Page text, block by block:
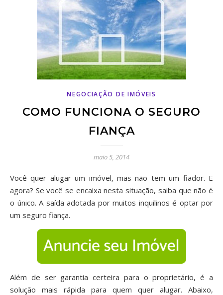
NEGOCIAÇÃO DE IMÓVEIS
COMO FUNCIONA O SEGURO
FIANÇA
maio 5, 2014
Você quer alugar um imóvel, mas não tem um fiador. E
agora? Se você se encaixa nesta situação, saiba que não é
o único. A saída adotada por muitos inquilinos é optar por
um seguro fiança.
Além de ser garantia certeira para o proprietário, é a
solução mais rápida para quem quer alugar. Abaixo,